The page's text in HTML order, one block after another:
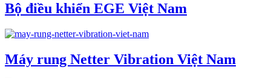
Bộ điều khiển EGE Việt Nam
Máy rung Netter Vibration Việt Nam